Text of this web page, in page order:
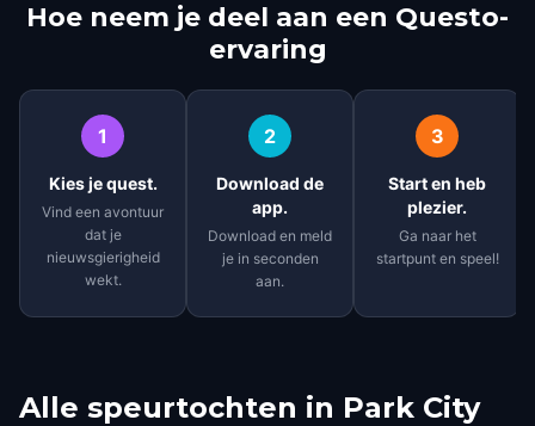
Hoe neem je deel aan een Questo-
ervaring
1
Kies je quest.
Vind een avontuur
dat je
nieuwsgierigheid
wekt.
2
Download de
app.
Download en meld
je in seconden
aan.
3
Start en heb
plezier.
Ga naar het
startpunt en speel!
Alle speurtochten in Park City